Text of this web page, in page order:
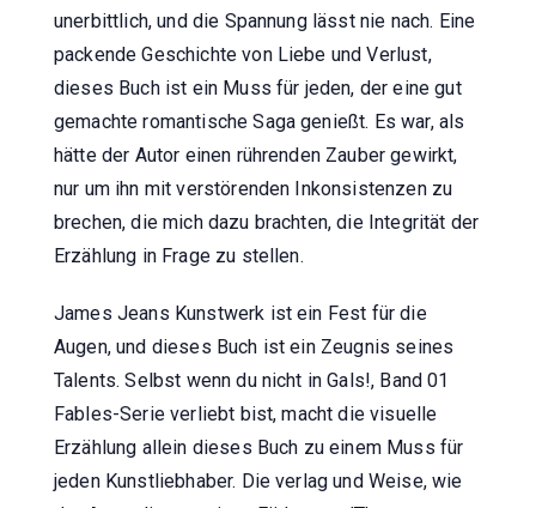
unerbittlich, und die Spannung lässt nie nach. Eine
packende Geschichte von Liebe und Verlust,
dieses Buch ist ein Muss für jeden, der eine gut
gemachte romantische Saga genießt. Es war, als
hätte der Autor einen rührenden Zauber gewirkt,
nur um ihn mit verstörenden Inkonsistenzen zu
brechen, die mich dazu brachten, die Integrität der
Erzählung in Frage zu stellen.
James Jeans Kunstwerk ist ein Fest für die
Augen, und dieses Buch ist ein Zeugnis seines
Talents. Selbst wenn du nicht in Gals!, Band 01
Fables-Serie verliebt bist, macht die visuelle
Erzählung allein dieses Buch zu einem Muss für
jeden Kunstliebhaber. Die verlag und Weise, wie